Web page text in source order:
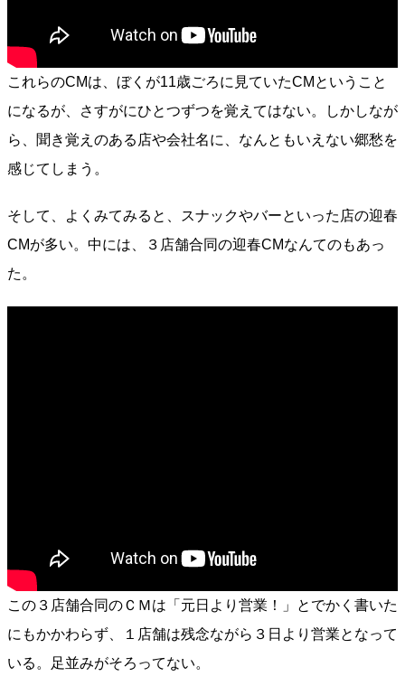
これらのCMは、ぼくが11歳ごろに見ていたCMということ
になるが、さすがにひとつずつを覚えてはない。しかしなが
ら、聞き覚えのある店や会社名に、なんともいえない郷愁を
感じてしまう。
そして、よくみてみると、スナックやバーといった店の迎春
CMが多い。中には、３店舗合同の迎春CMなんてのもあっ
た。
この３店舗合同のＣＭは「元日より営業！」とでかく書いた
にもかかわらず、１店舗は残念ながら３日より営業となって
いる。足並みがそろってない。